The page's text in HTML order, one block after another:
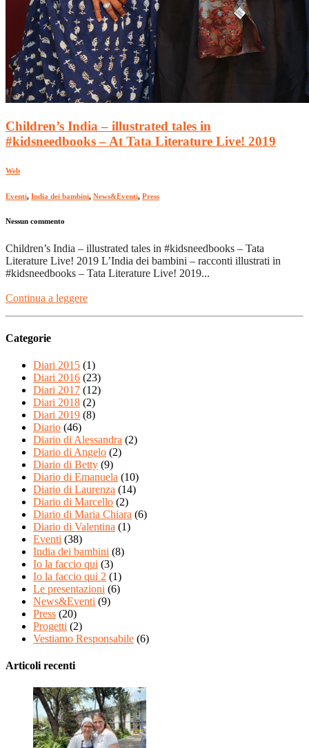
Children’s India – illustrated tales in
#kidsneedbooks – At Tata Literature Live! 2019
Web
Eventi, India dei bambini, News&Eventi, Press
Nessun commento
Children’s India – illustrated tales in #kidsneedbooks – Tata
Literature Live! 2019 L’India dei bambini – racconti illustrati in
#kidsneedbooks – Tata Literature Live! 2019...
Continua a leggere
Categorie
Diari 2015 (1)
Diari 2016 (23)
Diari 2017 (12)
Diari 2018 (2)
Diari 2019 (8)
Diario (46)
Diario di Alessandra (2)
Diario di Angelo (2)
Diario di Betty (9)
Diario di Emanuela (10)
Diario di Laurenza (14)
Diario di Marcello (2)
Diario di Maria Chiara (6)
Diario di Valentina (1)
Eventi (38)
India dei bambini (8)
Io la faccio qui (3)
Io la faccio qui 2 (1)
Le presentazioni (6)
News&Eventi (9)
Press (20)
Progetti (2)
Vestiamo Responsabile (6)
Articoli recenti